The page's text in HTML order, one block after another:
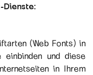
(Web Fonts) in
einbinden und diese
in Ihrem